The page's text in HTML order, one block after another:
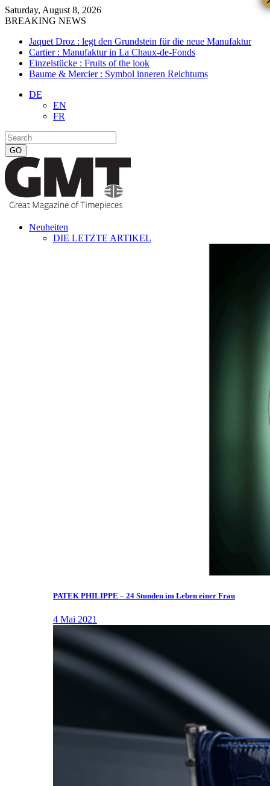
Saturday, August 8, 2026
BREAKING NEWS
Jaquet Droz : legt den Grundstein für die neue Manufaktur
Cartier : Manufaktur in La Chaux-de-Fonds
Einzelstücke : Fruits of the look
Baume & Mercier : Symbol inneren Reichtums
DE
EN
FR
Neuheiten
DIE LETZTE ARTIKEL
PATEK PHILIPPE – 24 Stunden im Leben einer Frau
4 Mai 2021